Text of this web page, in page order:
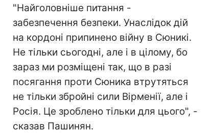
"Найголовніше питання -
забезпечення безпеки. Унаслідок дій
на кордоні припинено війну в Сюникі.
Не тільки сьогодні, але і в цілому, бо
зараз ми розміщені так, що в разі
посягання проти Сюника втрутяться
не тільки збройні сили Вірменії, але і
Росія. Це зроблено тільки для цього", -
сказав Пашинян.